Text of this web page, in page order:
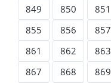
849
850 851
855
856 857
861
862 863
867
868 869